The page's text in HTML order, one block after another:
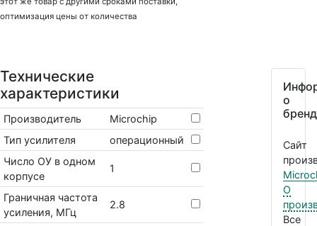
оптимизация цены от количества
Технические
характеристики
Производитель
Microchip
Тип усилителя
операционный
Число ОУ в одном
корпусе
1
Граничная частота
усиления, МГц
2.8
о
Сайт
О
Все